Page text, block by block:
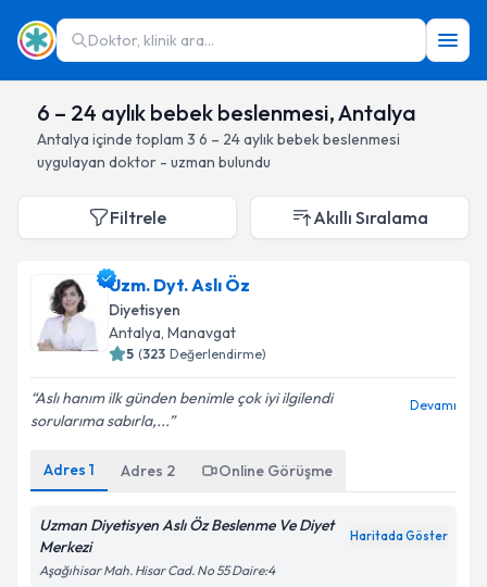
Doktor, klinik ara...
6 – 24 aylık bebek beslenmesi, Antalya
Antalya içinde toplam 3 6 – 24 aylık bebek beslenmesi
uygulayan doktor - uzman bulundu
Filtrele Akıllı Sıralama
Uzm. Dyt. Aslı Öz
Diyetisyen
Antalya, Manavgat
5 (323 Değerlendirme)
Aslı hanım ilk günden benimle çok iyi ilgilendi
sorularıma sabırla,...
Devamı
Adres 1 Adres 2 Online Görüşme
Uzman Diyetisyen Aslı Öz Beslenme Ve Diyet
Merkezi
Haritada Göster
Aşağıhisar Mah. Hisar Cad. No 55 Daire:4